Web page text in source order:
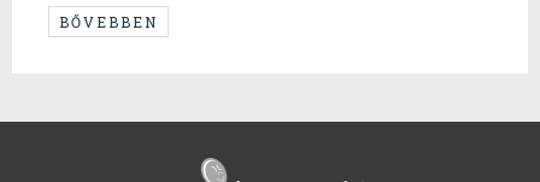
...de képesek vagyunk rá!
BŐVEBBEN